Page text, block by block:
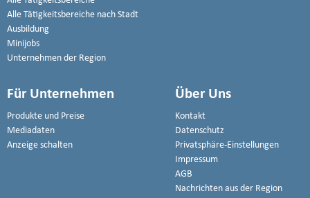
Alle Tätigkeitsbereiche nach Stadt
Ausbildung
Minijobs
Unternehmen der Region
Für Unternehmen
Produkte und Preise
Mediadaten
Anzeige schalten
Über Uns
Kontakt
Datenschutz
Privatsphäre-Einstellungen
Impressum
AGB
Nachrichten aus der Region